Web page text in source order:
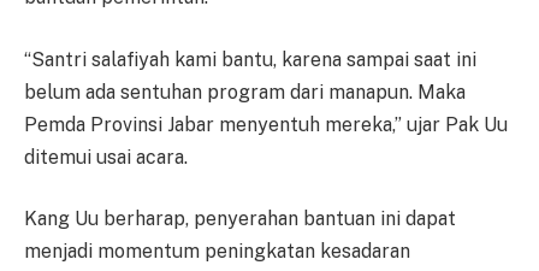
“Santri salafiyah kami bantu, karena sampai saat ini
belum ada sentuhan program dari manapun. Maka
Pemda Provinsi Jabar menyentuh mereka,” ujar Pak Uu
ditemui usai acara.
Kang Uu berharap, penyerahan bantuan ini dapat
menjadi momentum peningkatan kesadaran